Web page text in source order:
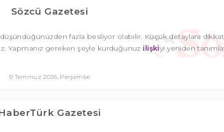
Sözcü Gazetesi
düşündüğünüzden fazla besliyor olabilir. Küçük detaylara
Yapmanız gereken şeyle kurduğunuz ilişkiyi yeniden
9 Temmuz 2026, Perşembe
Gazetesi